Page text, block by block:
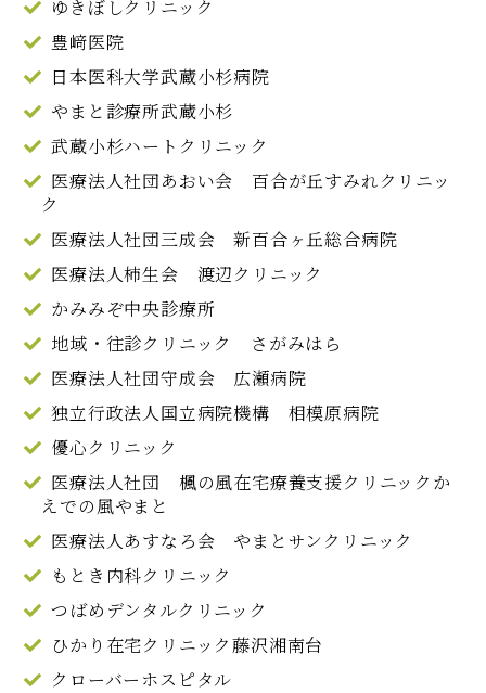
ゆきぼしクリニック
豊﨑医院
日本医科大学武蔵小杉病院
やまと診療所武蔵小杉
武蔵小杉ハートクリニック
医療法人社団あおい会 百合が丘すみれクリニッ
ク
医療法人社団三成会 新百合ヶ丘総合病院
医療法人柿生会 渡辺クリニック
かみみぞ中央診療所
地域・往診クリニック さがみはら
医療法人社団守成会 広瀬病院
独立行政法人国立病院機構 相模原病院
優心クリニック
医療法人社団 楓の風在宅療養支援クリニックか
えでの風やまと
医療法人あすなろ会 やまとサンクリニック
もとき内科クリニック
つばめデンタルクリニック
ひかり在宅クリニック藤沢湘南台
クローバーホスピタル